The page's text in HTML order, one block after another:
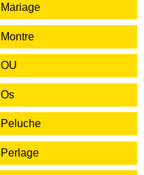
Mariage
Montre
OU
Os
Peluche
Perlage